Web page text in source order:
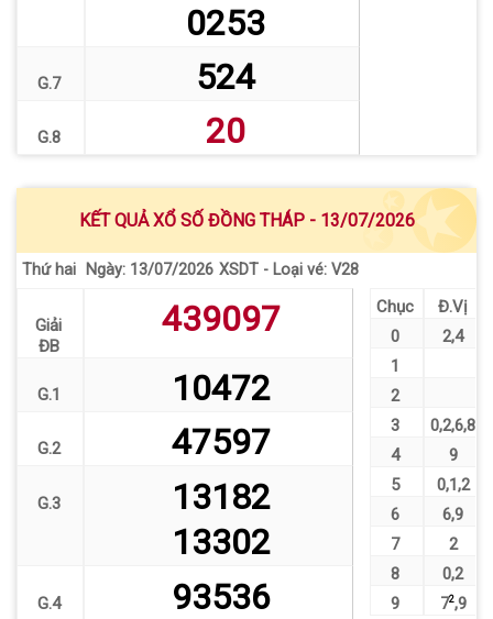
0253
G.7 524
G.8 20
KẾT QUẢ XỔ SỐ ĐỒNG THÁP - 13/07/2026
Thứ hai Ngày: 13/07/2026 XSDT - Loại vé: V28
Giải
ĐB
439097
G.1 10472
G.2 47597
G.3
13182
13302
G.4
93536
Chục
Đ.Vị
0
2,4
1
2
3
0,2,6,8
4
9
5
0,1,2
6
6,9
7
2
8
0,2
9
72,9